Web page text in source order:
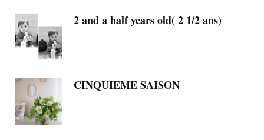
2 and a half years old( 2 1/2 ans)
CINQUIEME SAISON